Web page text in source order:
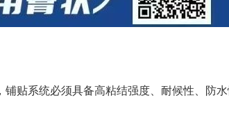
贴系统必须具备高粘结强度、耐候性、防